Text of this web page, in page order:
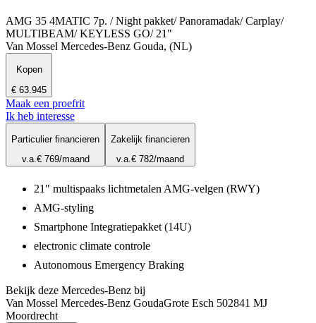
AMG 35 4MATIC 7p. / Night pakket/ Panoramadak/ Carplay/
MULTIBEAM/ KEYLESS GO/ 21"
Van Mossel Mercedes-Benz Gouda, (NL)
Kopen
€ 63.945
Maak een proefrit
Ik heb interesse
Particulier financieren
v.a.€ 769/maand
Zakelijk financieren
v.a.€ 782/maand
21" multispaaks lichtmetalen AMG-velgen (RWY)
AMG-styling
Smartphone Integratiepakket (14U)
electronic climate controle
Autonomous Emergency Braking
Bekijk deze Mercedes-Benz bij
Van Mossel Mercedes-Benz GoudaGrote Esch 502841 MJ
Moordrecht